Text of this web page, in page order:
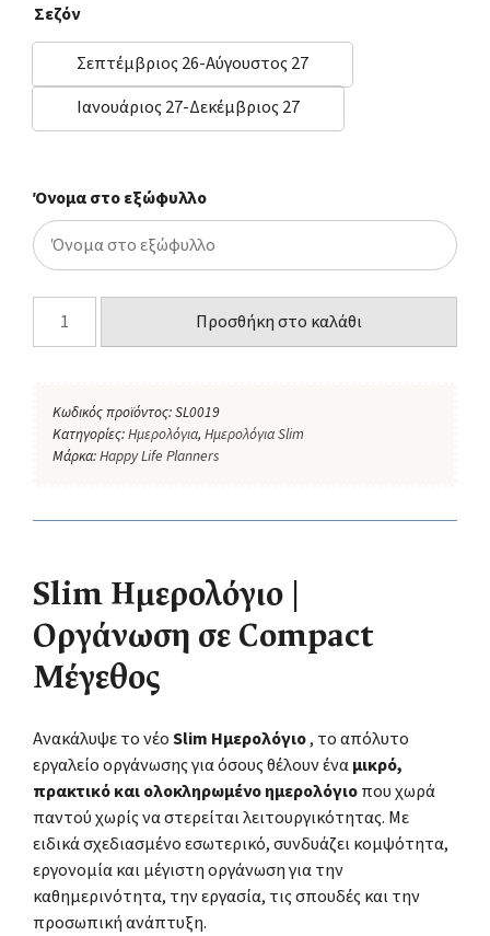
Σεζόν
Σεπτέμβριος 26-Αύγουστος 27
Ιανουάριος 27-Δεκέμβριος 27
Όνομα στο εξώφυλλο
Προσθήκη στο καλάθι
Κωδικός προϊόντος:SL0019
Κατηγορίες:Ημερολόγια, Ημερολόγια Slim
Μάρκα:Happy Life Planners
Slim Ημερολόγιο |
Οργάνωση σε Compact
Μέγεθος
Ανακάλυψε το νέοSlim Ημερολόγιο, το απόλυτο
εργαλείο οργάνωσης για όσους θέλουν έναμικρό,
πρακτικό και ολοκληρωμένο ημερολόγιοπου χωρά
παντού χωρίς να στερείται λειτουργικότητας. Με
ειδικά σχεδιασμένο εσωτερικό, συνδυάζει κομψότητα,
εργονομία και μέγιστη οργάνωση για την
καθημερινότητα, την εργασία, τις σπουδές και την
προσωπική ανάπτυξη.